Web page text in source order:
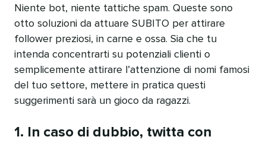
Niente bot, niente tattiche spam. Queste sono
otto soluzioni da attuare SUBITO per attirare
follower preziosi, in carne e ossa. Sia che tu
intenda concentrarti su potenziali clienti o
semplicemente attirare l’attenzione di nomi famosi
del tuo settore, mettere in pratica questi
suggerimenti sarà un gioco da ragazzi.
1. In caso di dubbio, twitta con